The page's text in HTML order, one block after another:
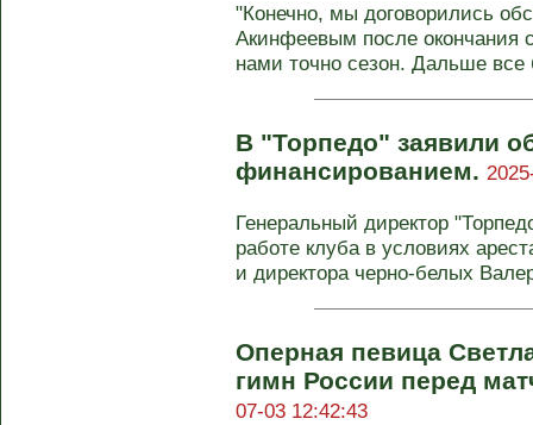
"Конечно, мы договорились
Акинфеевым после окончания
нами точно сезон. Дальше все
В "Торпедо" заявили
финансированием.
Генеральный директор
работе клуба в условиях
и директора черно-белых
Оперная певица
гимн России перед
07-03 12:42:43